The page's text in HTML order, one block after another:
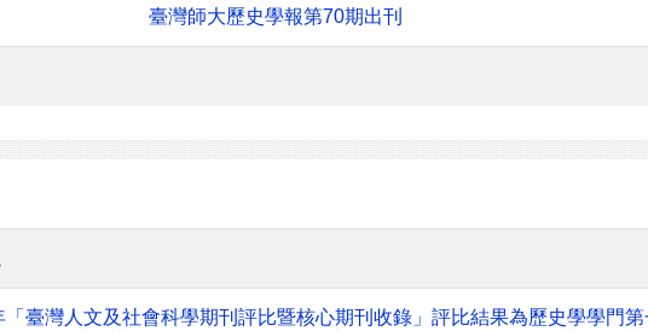
臺灣師大歷史學報第70期出刊
「臺灣人文及社會科學期刊評比暨核心期刊收錄」評比結果為歷史學學門